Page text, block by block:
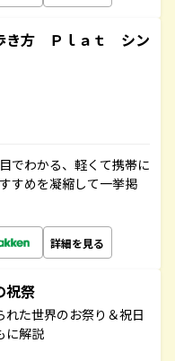
き方 Ｐｌａｔ シン
でわかる、軽くて携帯に
すめを凝縮して一挙掲
詳細を見る
祝祭
れた世界のお祭り＆祝日
に解説